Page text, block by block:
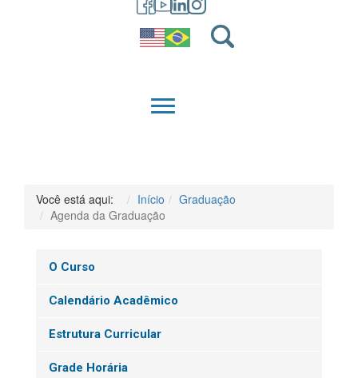
QUEM SOMOS
Você está aqui: Início
Graduação
Agenda da Graduação
O Curso
Calendário Acadêmico
Estrutura Curricular
Grade Horária